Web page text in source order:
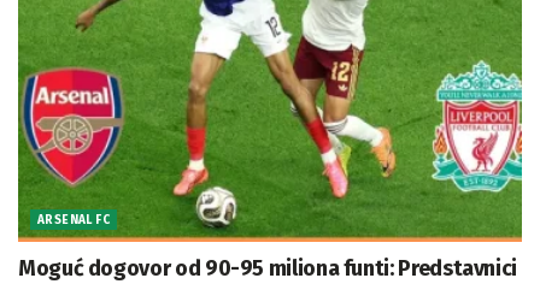
ARSENAL FC
Moguć dogovor od 90-95 miliona funti: Predstavnici